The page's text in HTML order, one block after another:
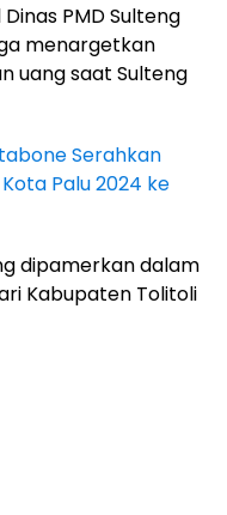
PMD Sulteng
menargetkan
uang saat Sulteng
Serahkan
Palu 2024 ke
dipamerkan dalam
Kabupaten Tolitoli